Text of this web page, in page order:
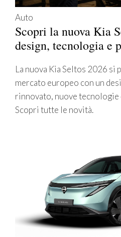
Auto
Scopri la nuova Kia
design, tecnologia e
La nuova Kia Seltos 2026 si
mercato europeo con un
rinnovato, nuove tecnologie
Scopri tutte le novità.